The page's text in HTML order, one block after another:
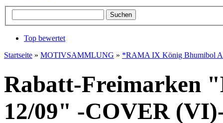
Top bewertet
Startseite » MOTIVSAMMLUNG » *RAMA IX König Bhumibol
Rabatt-Freimarken
12/09" -COVER